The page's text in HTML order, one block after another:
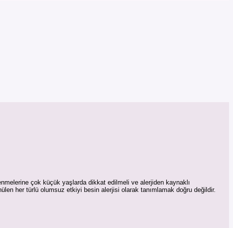
çok küçük yaşlarda dikkat edilmeli ve alerjiden kaynaklı
her türlü olumsuz etkiyi besin alerjisi olarak tanımlamak doğru değildir.